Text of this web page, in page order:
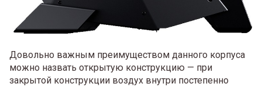
Довольно важным преимуществом данного корпуса
можно назвать открытую конструкцию — при
закрытой конструкции воздух внутри постепенно